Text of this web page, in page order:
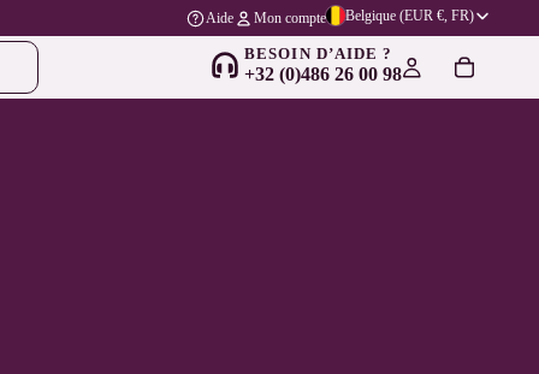
Aide Mon compte Belgique (EUR €, FR)
BESOIN D’AIDE ?
+32 (0)486 26 00 98